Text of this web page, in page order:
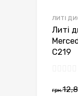
ЛИТІ
Литі
C219
грн.